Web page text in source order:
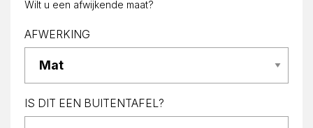
Wilt u een afwijkende maat?
AFWERKING
IS DIT EEN BUITENTAFEL?